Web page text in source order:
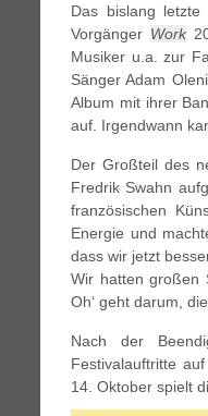
Das bislang
Vorgänger Work
Musiker u.a. zur
Sänger Adam
Album mit ihrer
auf. Irgendwann
Der Großteil des
Fredrik Swahn
französischen
Energie und
dass wir jetzt
Wir hatten großen
Oh‘ geht darum,
Nach der
Festivalauftritte
14. Oktober spielt